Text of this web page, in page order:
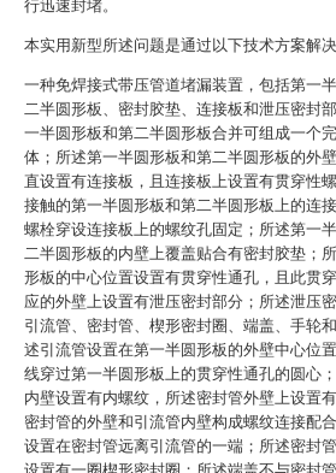
行迅速封堵。
本实用新型所述问题是通过以下技术方案解决
一种免焊接式带压管道堵漏装置，包括第一
二半圆形板、密封胶垫、连接板和泄压密封
一半圆形板和第二半圆形板合并可组成一个
体；所述第一半圆形板和第二半圆形板的外
直设置有连接板，且连接板上设置有贯穿性
接触的第一半圆形板和第二半圆形板上的连
螺栓穿设连接板上的螺纹孔固定；所述第一
二半圆形板的内壁上覆盖贴合有密封胶垫；
形板的中心位置设置有贯穿性通孔，且此贯
应的外壁上设置有泄压密封部分；所述泄压
引流管、密封管、楔形密封圈、端盖、手轮
述引流管设置在第一半圆形板的外壁中心位
线穿过第一半圆形板上的贯穿性通孔的圆心
内壁设置有内螺纹，所述密封管外壁上设置
密封管的外壁和引流管内壁构成螺纹连接配
设置在密封管远离引流管的一端；所述密封